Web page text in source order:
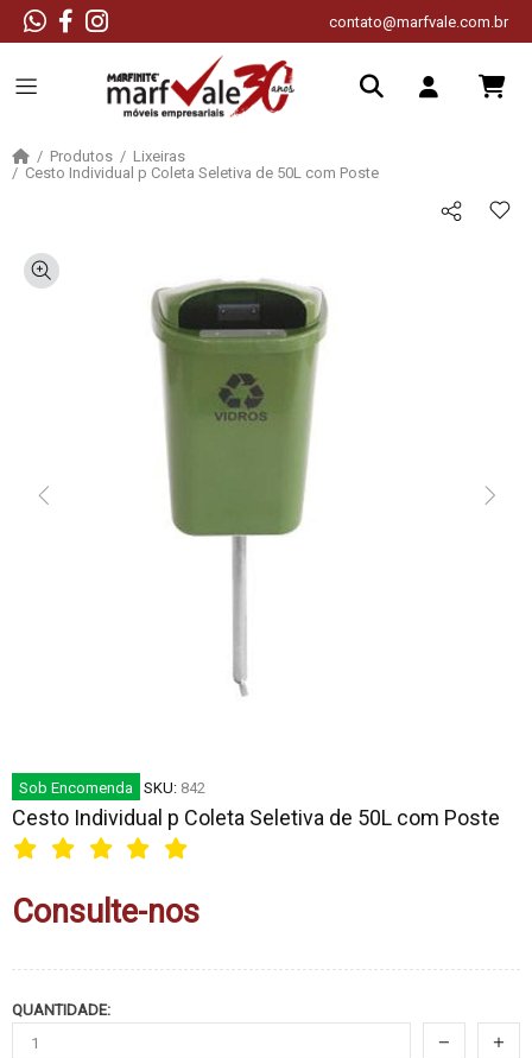
contato@marfvale.com.br
Produtos
Lixeiras
Cesto Individual p Coleta Seletiva de 50L com Poste
Sob Encomenda SKU: 842
Cesto Individual p Coleta Seletiva de 50L com Poste
Consulte-nos
QUANTIDADE: